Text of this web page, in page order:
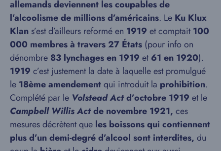
allemands deviennent les coupables de
l’alcoolisme de millions d’américains. Le Ku Klux
Klan s’est d’ailleurs reformé en 1919 et comptait100
000 membres à travers 27 États (pour info on
dénombre 83 lynchagesen 1919 et61 en 1920).
1919 c’est justement la date à laquelle est promulgué
le 18ème amendementqui introduit la prohibition.
Complété par le Volstead Actd’octobre 1919 et le
Campbell Willis Actde novembre 1921, ces
mesures décrètent que les boissons qui contiennent
plus d’un demi-degré d’alcool sont interdites, du